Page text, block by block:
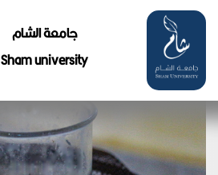
جامعة الشام
Sham university